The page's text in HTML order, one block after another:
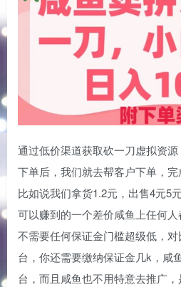
通过低价渠道获取砍一刀虚拟资
下单后，我们就去帮客户下单，完
比如说我们拿货1.2元，出售4元5
可以赚到的一个差价咸鱼上任何
不需要任何保证金门槛超级低，
台，你还需要缴纳保证金几k，咸
台，而且咸鱼也不用特意去推广